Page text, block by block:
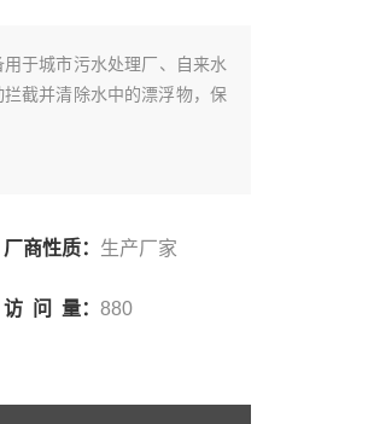
用于城市污水处理厂、自来水
截并清除水中的漂浮物，保
厂商性质： 生产厂家
访 问 量： 880